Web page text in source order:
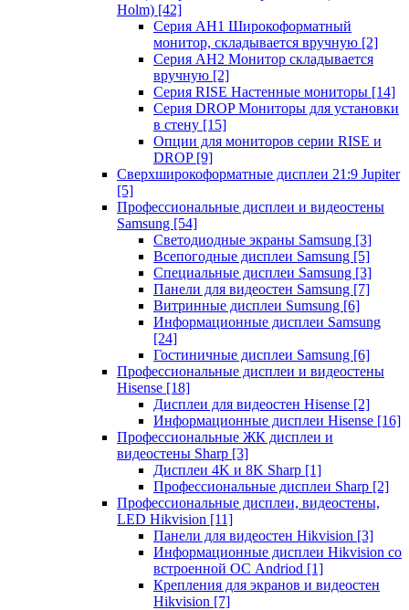
Holm) [42]
Серия AH1 Широкоформатный
монитор, складывается вручную [2]
Серия AH2 Монитор складывается
вручную [2]
Серия RISE Настенные мониторы [14]
Серия DROP Мониторы для установки
в стену [15]
Опции для мониторов серии RISE и
DROP [9]
Сверхширокоформатные дисплеи 21:9 Jupiter
[5]
Профессиональные дисплеи и видеостены
Samsung [54]
Светодиодные экраны Samsung [3]
Всепогодные дисплеи Samsung [5]
Специальные дисплеи Samsung [3]
Панели для видеостен Samsung [7]
Витринные дисплеи Sumsung [6]
Информационные дисплеи Samsung
[24]
Гостиничные дисплеи Samsung [6]
Профессиональные дисплеи и видеостены
Hisense [18]
Дисплеи для видеостен Hisense [2]
Информационные дисплеи Hisense [16]
Профессиональные ЖК дисплеи и
видеостены Sharp [3]
Дисплеи 4K и 8K Sharp [1]
Профессиональные дисплеи Sharp [2]
Профессиональные дисплеи, видеостены,
LED Hikvision [11]
Панели для видеостен Hikvision [3]
Информационные дисплеи Hikvision со
встроенной ОС Andriod [1]
Крепления для экранов и видеостен
Hikvision [7]